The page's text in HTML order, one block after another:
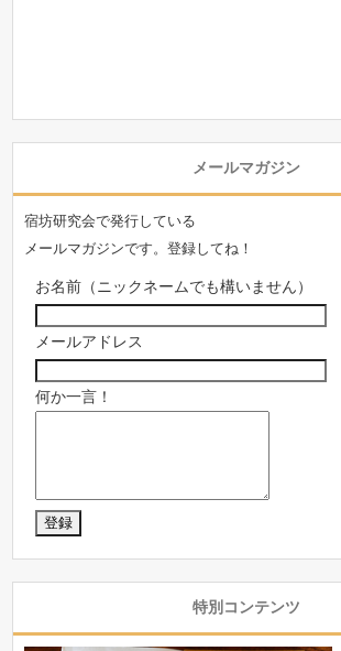
メールマガジン
宿坊研究会で発行している
メールマガジンです。登録してね！
お名前（ニックネームでも構いません）
メールアドレス
何か一言！
特別コンテンツ